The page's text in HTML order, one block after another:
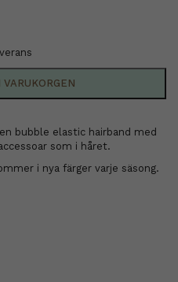
VARUKORGEN
bubble elastic hairband med
som i håret.
i nya färger varje säsong.